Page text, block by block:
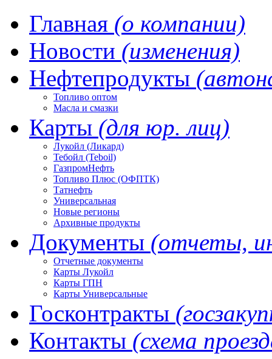
Главная (о компании)
Новости (изменения)
Нефтепродукты
Топливо оптом
Масла и смазки
Карты (для юр. лиц)
Лукойл (Ликард)
Тебойл (Teboil)
ГазпромНефть
Топливо Плюс (ОФПТК)
Татнефть
Универсальная
Новые регионы
Архивные продукты
Документы (отчеты,
Отчетные документы
Карты Лукойл
Карты ГПН
Карты Универсальные
Госконтракты
Контакты (схема